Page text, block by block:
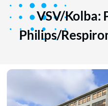
VSV/Kolba:
Philips/